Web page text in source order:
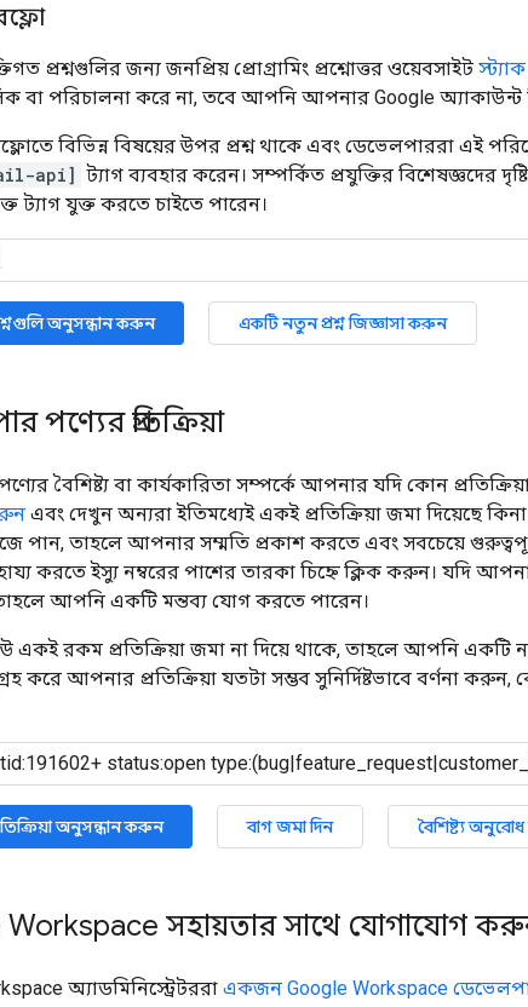
প্রশ্নগুলির জন্য জনপ্রিয় প্রোগ্রামিং প্রশ্নোত্তর ওয়েবসাইট
বা পরিচালনা করে না, তবে আপনি আপনার Google অ্যাকাউন্ট
বিভিন্ন বিষয়ের উপর প্রশ্ন থাকে এবং ডেভেলপাররা এই
api] ট্যাগ ব্যবহার করেন। সম্পর্কিত প্রযুক্তির
ট্যাগ যুক্ত করতে চাইতে পারেন।
অনুসন্ধান করুন একটি নতুন প্রশ্ন জিজ্ঞাসা করুন
পণ্যের প্রতিক্রিয়া
বৈশিষ্ট্য বা কার্যকারিতা সম্পর্কে আপনার যদি কোন
এবং দেখুন অন্যরা ইতিমধ্যেই একই প্রতিক্রিয়া জমা দিয়েছে
পান, তাহলে আপনার সম্মতি প্রকাশ করতে এবং সবচেয়ে
করতে ইস্যু নম্বরের পাশের তারকা চিহ্নে ক্লিক করুন। যদি
আপনি একটি মন্তব্য যোগ করতে পারেন।
একই রকম প্রতিক্রিয়া জমা না দিয়ে থাকে, তাহলে আপনি একটি
করে আপনার প্রতিক্রিয়া যতটা সম্ভব সুনির্দিষ্টভাবে বর্ণনা
অনুসন্ধান করুন বাগ জমা দিন বৈশিষ্ট্য
সহায়তার সাথে যোগাযোগ
অ্যাডমিনিস্ট্রেটররা একজন Google Workspace